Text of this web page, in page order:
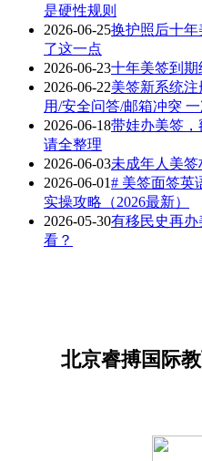
是硬性规则
2026-06-25换护照后十年
了这一点
2026-06-23十年美签到期
2026-06-22美签新系统
用/安全问答/邮箱冲突
2026-06-18带娃办美签
请全整理
2026-06-03未成年人美
2026-06-01# 美签面签英
实操攻略（2026最新）
2026-05-30有移民史再
看？
北京睿搏国际教